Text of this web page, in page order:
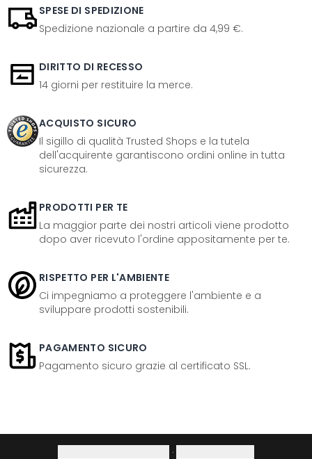
SPESE DI SPEDIZIONE
Spedizione nazionale a partire da 4,99 €.
DIRITTO DI RECESSO
14 giorni per restituire la merce.
ACQUISTO SICURO
Il sigillo di qualità Trusted Shops e la tutela
dell'acquirente garantiscono ordini online in tutta
sicurezza.
PRODOTTI PER TE
La maggior parte dei nostri articoli viene prodotto
dopo aver ricevuto l'ordine appositamente per te.
RISPETTO PER L'AMBIENTE
Ci impegniamo a proteggere l'ambiente e a
sviluppare prodotti sostenibili.
PAGAMENTO SICURO
Pagamento sicuro grazie al certificato SSL.
·